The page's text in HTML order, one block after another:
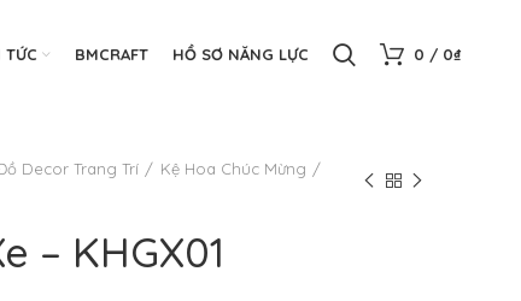
TỨC BMCRAFT HỒ SƠ NĂNG LỰC 0 / 0₫
Decor Trang Trí
Kệ Hoa Chúc Mừng
– KHGX01